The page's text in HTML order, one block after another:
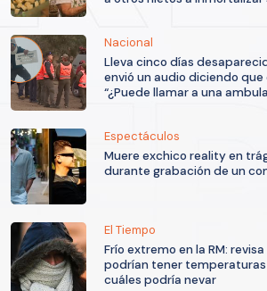
Nacional
Lleva cinco días
envió un audio diciendo
“¿Puede llamar a una
Espectáculos
Muere exchico reality en
durante grabación de un
El Tiempo
Frío extremo en la RM:
podrían tener temperaturas
cuáles podría nevar